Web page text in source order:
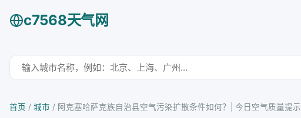
c7568天气网
首页 / 城市 / 阿克塞哈萨克族自治县空气污染扩散条件如何？| 今日空气质量提示